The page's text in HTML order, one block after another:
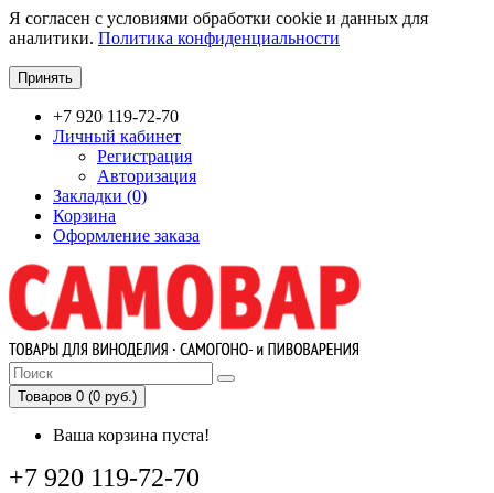
Я согласен с условиями обработки cookie и данных для
аналитики. Политика конфиденциальности
Принять
+7 920 119-72-70
Личный кабинет
Регистрация
Авторизация
Закладки (0)
Корзина
Оформление заказа
Товаров 0 (0 руб.)
Ваша корзина пуста!
+7 920 119-72-70